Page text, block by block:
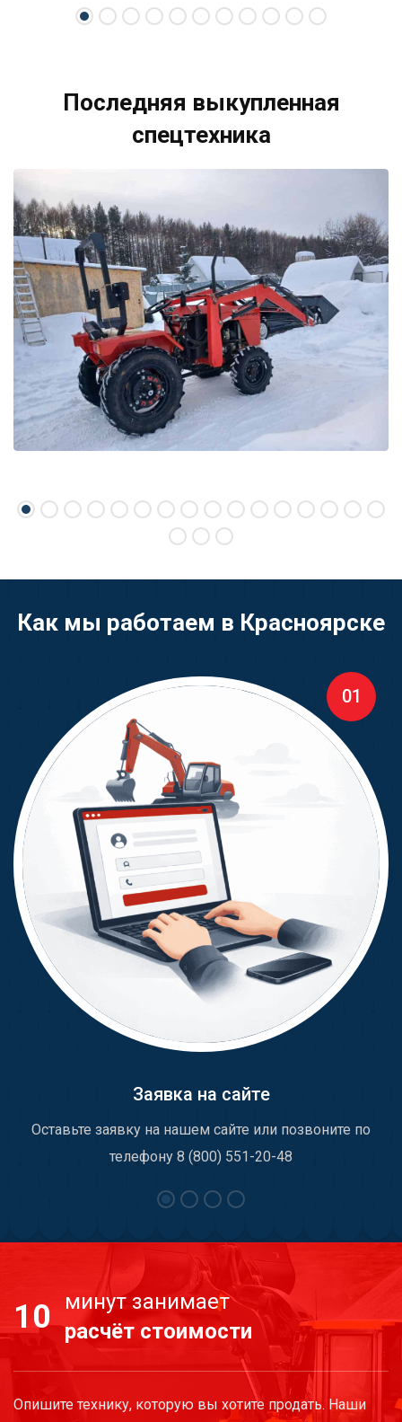
свою спецтехнику.
Последняя выкупленная
спецтехника
Как мы работаем в Красноярске
01
Заявка на сайте
Оставьте заявку на нашем сайте или позвоните по
телефону 8 (800) 551-20-48
10
минут занимает
расчёт стоимости
Опишите технику, которую вы хотите продать. Наши